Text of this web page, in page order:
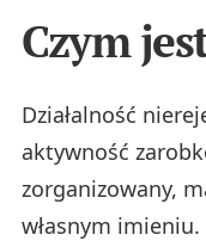
Czym
Działalność
aktywność
zorganizowany,
własnym